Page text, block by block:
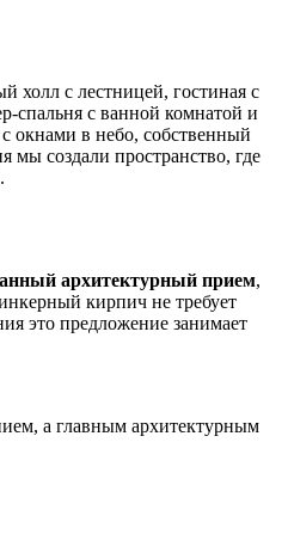
холл с лестницей, гостиная с
спальня с ванной комнатой и
окнами в небо, собственный
мы создали пространство, где
архитектурный прием,
кирпич не требует
это предложение занимает
а главным архитектурным